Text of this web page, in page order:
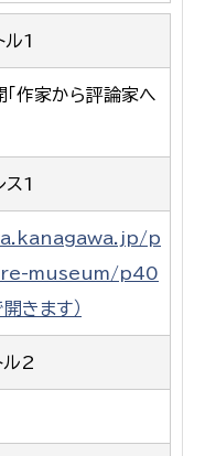
ル1
作家から評論家へ
ス1
p
museum/p40
きます）
ル2